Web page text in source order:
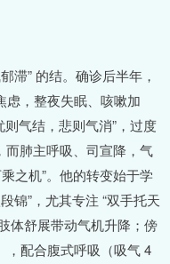
滞” 的结。确诊后半年，
虑，整夜失眠、咳嗽加
气结，悲则气消”，过度
而肺主呼吸、司宣降，气
之机”。他的转变始于学
锦”，尤其专注 “双手托天
体舒展带动气机升降；傍
，配合腹式呼吸（吸气 4